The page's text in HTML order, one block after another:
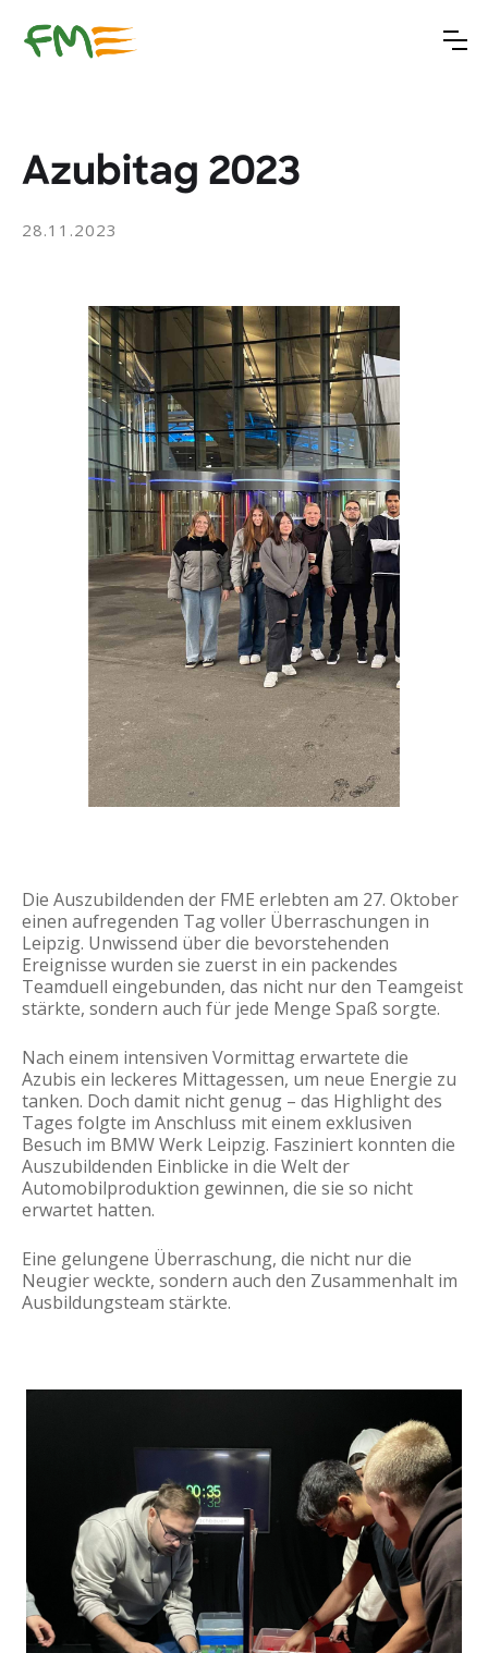
Azubitag 2023
28.11.2023
Die Auszubildenden der FME erlebten am 27. Oktober
einen aufregenden Tag voller Überraschungen in
Leipzig. Unwissend über die bevorstehenden
Ereignisse wurden sie zuerst in ein packendes
Teamduell eingebunden, das nicht nur den Teamgeist
stärkte, sondern auch für jede Menge Spaß sorgte.
Nach einem intensiven Vormittag erwartete die
Azubis ein leckeres Mittagessen, um neue Energie zu
tanken. Doch damit nicht genug – das Highlight des
Tages folgte im Anschluss mit einem exklusiven
Besuch im BMW Werk Leipzig. Fasziniert konnten die
Auszubildenden Einblicke in die Welt der
Automobilproduktion gewinnen, die sie so nicht
erwartet hatten.
Eine gelungene Überraschung, die nicht nur die
Neugier weckte, sondern auch den Zusammenhalt im
Ausbildungsteam stärkte.